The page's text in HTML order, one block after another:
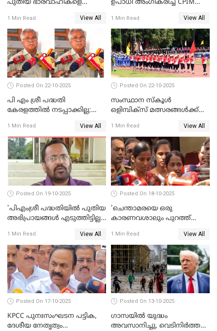
പുതിയ ഭാരവാഹികളെ
WATCH VIDEO
1 Min Read View All
ഉപാധി അംഗീകരിച്ച് CPIM
1 Min Read View All
Posted On 22-10-2025
പി എം ശ്രീ പദ്ധതി
കേരളത്തില്‍ നടപ്പാക്കില്ല;
VIDEO
1 Min Read View All
Posted On 22-10-2025
സംസ്ഥാന സ്‌കൂള്‍
ഒളിമ്പിക്‌സ് മത്സരങ്ങള്‍ക്ക്
1 Min Read View All
Posted On 19-10-2025
'പിഎംശ്രീ പദ്ധതിയില്‍ പുതിയ
അഭിപ്രായങ്ങള്‍ എടുത്തിട്ടില്ല';
1 Min Read View All
Posted On 18-10-2025
'ചെന്താമരയെ ഒരു
കാരണവശാലും പുറത്ത്
തങ്ങള്‍ക്ക് ഭയമാണ്';
സജിതയുടെ പെണ്‍മക്കള്‍
WATCH VIDEO
1 Min Read View All
Posted On 17-10-2025
KPCC പുനഃസംഘടന പട്ടിക,
ദേശീയ നേതൃത്വം
Posted On 13-10-2025
ഗാസയില്‍ യുദ്ധം
അവസാനിച്ചു, വെടിനിര്‍ത്തല്‍